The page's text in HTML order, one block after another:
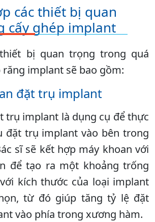
các thiết bị quan
cấy ghép implant
bị quan trọng trong quá
implant sẽ bao gồm:
đặt trụ implant
trụ implant là dụng cụ để thực
đặt trụ implant vào bên trong
sĩ sẽ kết hợp máy khoan với
để tạo ra một khoảng trống
kích thước của loại implant
từ đó giúp tăng tỷ lệ đặt
vào phía trong xương hàm.